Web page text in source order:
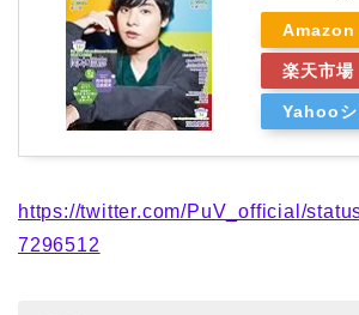
Amazon
楽天市場
Yahoo
https://twitter.com/PuV_official/
7296512